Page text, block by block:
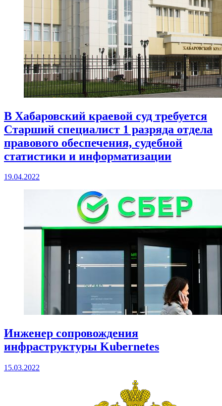
В Хабаровский краевой суд требуется
Старший специалист 1 разряда отдела
правового обеспечения, судебной
статистики и информатизации
19.04.2022
Инженер сопровождения
инфраструктуры Kubernetes
15.03.2022